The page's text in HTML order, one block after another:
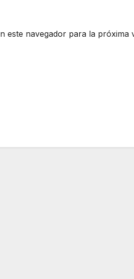
navegador para la próxima